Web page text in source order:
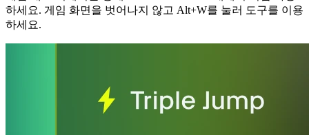
하세요. 게임 화면을 벗어나지 않고 Alt+W를 눌러 도구를 이용
하세요.